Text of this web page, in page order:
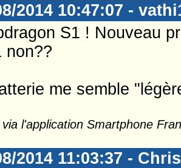
2014 10:47:07 -
S1 ! Nouveau
non??
me semble
via l'application Smartphone
2014 11:03:37 -